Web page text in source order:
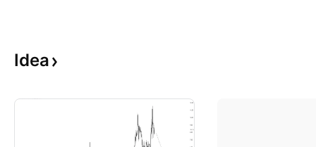
Idea